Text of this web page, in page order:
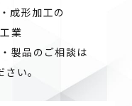
成形加工の
業
製品のご相談は
い。